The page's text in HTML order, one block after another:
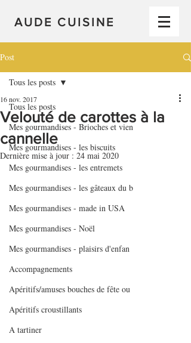
AUDE CUISINE
Post
Tous les posts
Mes gourmandises - Brioches et vien
Mes gourmandises - les biscuits
Mes gourmandises - les entremets
Mes gourmandises - les gâteaux du b
Mes gourmandises - made in USA
Mes gourmandises - Noël
Mes gourmandises - plaisirs d'enfan
Accompagnements
Apéritifs/amuses bouches de fête ou
Apéritifs croustillants
A tartiner
Tous les posts
Velouté de carottes à la
cannelle
16 nov. 2017
Dernière mise à jour : 24 mai 2020